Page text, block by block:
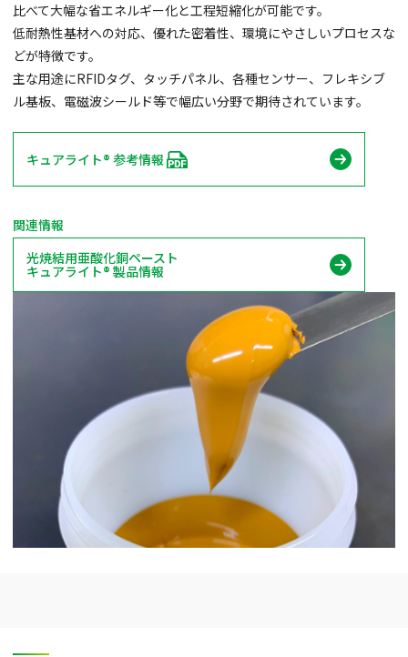
比べて大幅な省エネルギー化と工程短縮化が可能です。
低耐熱性基材への対応、優れた密着性、環境にやさしいプロセスな
どが特徴です。
主な用途にRFIDタグ、タッチパネル、各種センサー、フレキシブ
ル基板、電磁波シールド等で幅広い分野で期待されています。
キュアライト® 参考情報
関連情報
光焼結用亜酸化銅ペースト
キュアライト® 製品情報